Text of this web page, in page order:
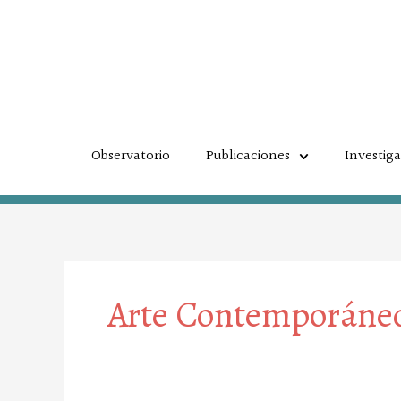
Observatorio Publicaciones
Arte